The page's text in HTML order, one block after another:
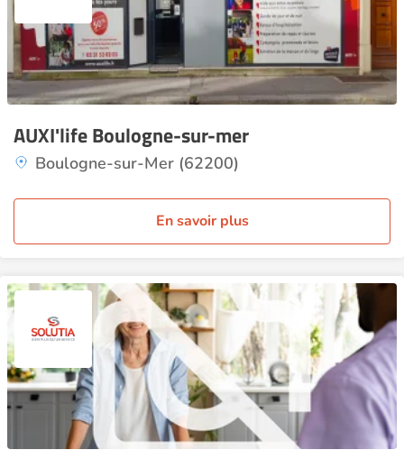
AUXI'life Boulogne-sur-mer
Boulogne-sur-Mer (62200)
En savoir plus